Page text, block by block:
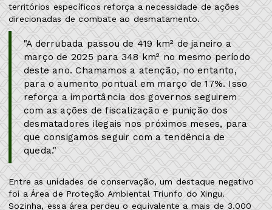
territórios específicos reforça a necessidade de ações
direcionadas de combate ao desmatamento.
"A derrubada passou de 419 km² de janeiro a
março de 2025 para 348 km² no mesmo período
deste ano. Chamamos a atenção, no entanto,
para o aumento pontual em março de 17%. Isso
reforça a importância dos governos seguirem
com as ações de fiscalização e punição dos
desmatadores ilegais nos próximos meses, para
que consigamos seguir com a tendência de
queda."
Entre as unidades de conservação, um destaque negativo
foi a Área de Proteção Ambiental Triunfo do Xingu.
Sozinha, essa área perdeu o equivalente a mais de 3.000